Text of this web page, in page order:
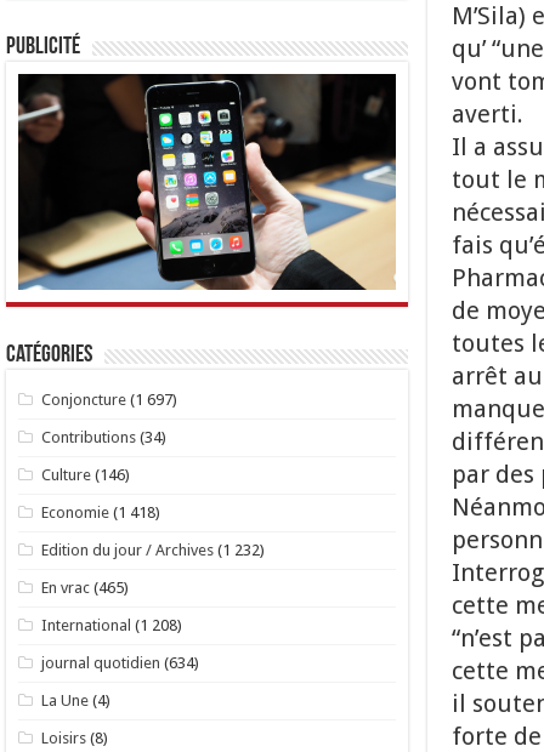
qu’
vont
averti.
Il a
tout le
fais
de
toutes
arrêt
par des
cette
“n’est
cette
il
forte
Publicité
Catégories
Conjoncture (1 697)
Contributions (34)
Culture (146)
Economie (1 418)
Edition du jour / Archives (1 232)
En vrac (465)
International (1 208)
journal quotidien (634)
La Une (4)
Loisirs (8)